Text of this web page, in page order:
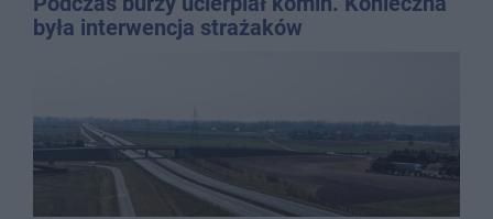
była interwencja strażaków